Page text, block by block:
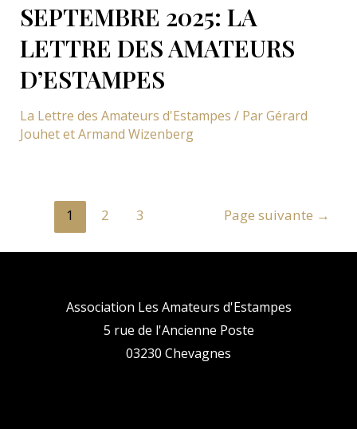
SEPTEMBRE 2025: LA
LETTRE DES AMATEURS
D’ESTAMPES
La Lettre des Amateurs d'Estampes / ParGérard
Jouhet et Armand Wizenberg
Pagination
publications
1 2 3 Page suivante →
Association Les Amateurs d'Estampes
5 rue de l'Ancienne Poste
03230 Chevagnes